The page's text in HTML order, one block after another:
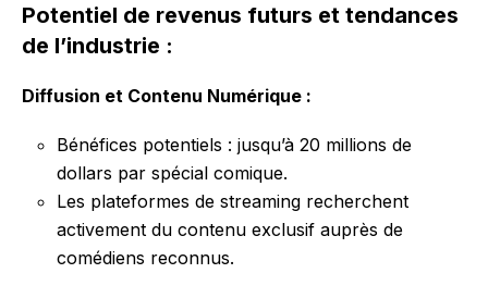
Potentiel de revenus futurs et tendances
de l’industrie :
Diffusion et Contenu Numérique :
Bénéfices potentiels : jusqu’à 20 millions de
dollars par spécial comique.
Les plateformes de streaming recherchent
activement du contenu exclusif auprès de
comédiens reconnus.